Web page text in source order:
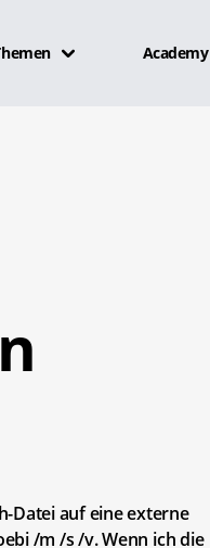
Academy
Datei auf eine externe
/m /s /v. Wenn ich die